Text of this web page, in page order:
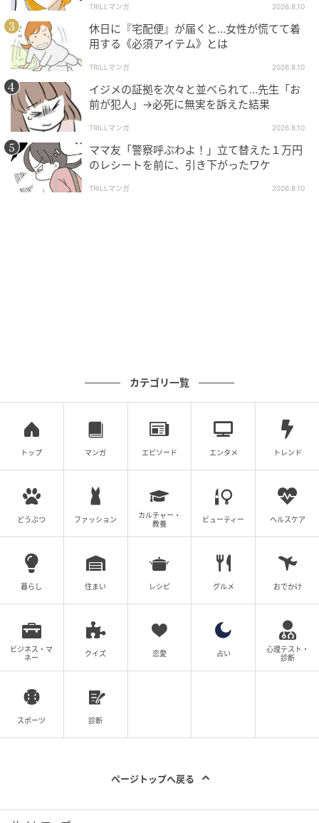
TRILLマンガ 2026.8.10
休日に『宅配便』が届くと…女性が慌てて着
用する《必須アイテム》とは
TRILLマンガ 2026.8.10
イジメの証拠を次々と並べられて…先生「お
前が犯人」→必死に無実を訴えた結果
TRILLマンガ 2026.8.10
ママ友「警察呼ぶわよ！」立て替えた１万円
のレシートを前に、引き下がったワケ
TRILLマンガ 2026.8.10
カテゴリ一覧
トップ マンガ エピソード エンタメ トレンド
どうぶつ ファッション
カルチャー・
教養
ビューティー ヘルスケア
暮らし 住まい レシピ グルメ おでかけ
ビジネス・マ
ネー
クイズ 恋愛 占い
心理テスト・
診断
スポーツ 診断
ページトップへ戻る